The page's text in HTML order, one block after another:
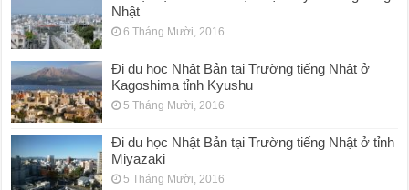
Nhật
6 Tháng Mười, 2016
Đi du học Nhật Bản tại Trường tiếng Nhật ở
Kagoshima tỉnh Kyushu
5 Tháng Mười, 2016
Đi du học Nhật Bản tại Trường tiếng Nhật ở tỉnh
Miyazaki
5 Tháng Mười, 2016